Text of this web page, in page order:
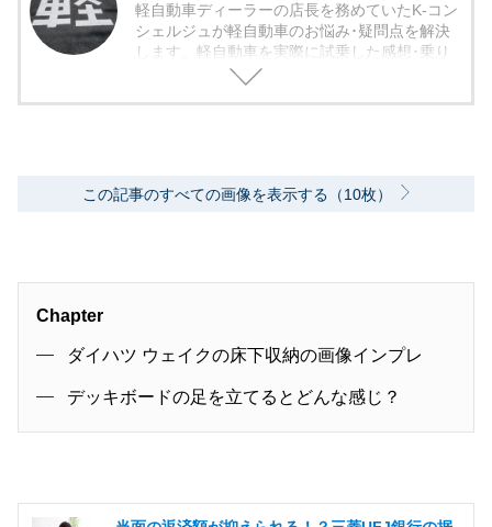
軽自動車ディーラーの店長を務めていたK-コン
シェルジュが軽自動車のお悩み･疑問点を解決
します。軽自動車を実際に試乗した感想･乗り
心地から欠点まで包み隠さず紹介していきま
この記事のすべての画像を表示する（10枚）
Chapter
ダイハツ ウェイクの床下収納の画像インプレ
デッキボードの足を立てるとどんな感じ？